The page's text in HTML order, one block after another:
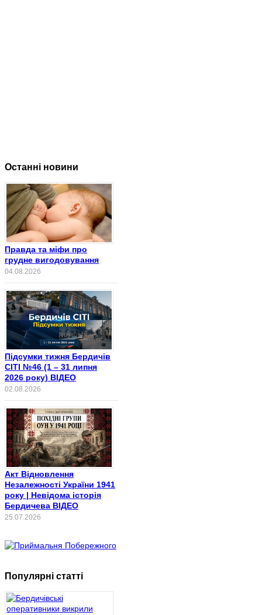
Останні новини
Правда та міфи про
грудне вигодовування
04.08.2026
Підсумки тижня Бердичів
СІТІ №46 (1 – 31 липня
2026 року) ВІДЕО
02.08.2026
Акт Відновлення
Незалежності України 1941
року | Невідома історія
Бердичева ВІДЕО
25.07.2026
Популярні статті